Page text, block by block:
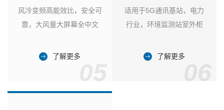
风冷变频高能效比，安全可
靠，大风量大屏幕全中文
了解更多
适用于5G通讯基站，电力
行业，环境监测站室外柜
了解更多